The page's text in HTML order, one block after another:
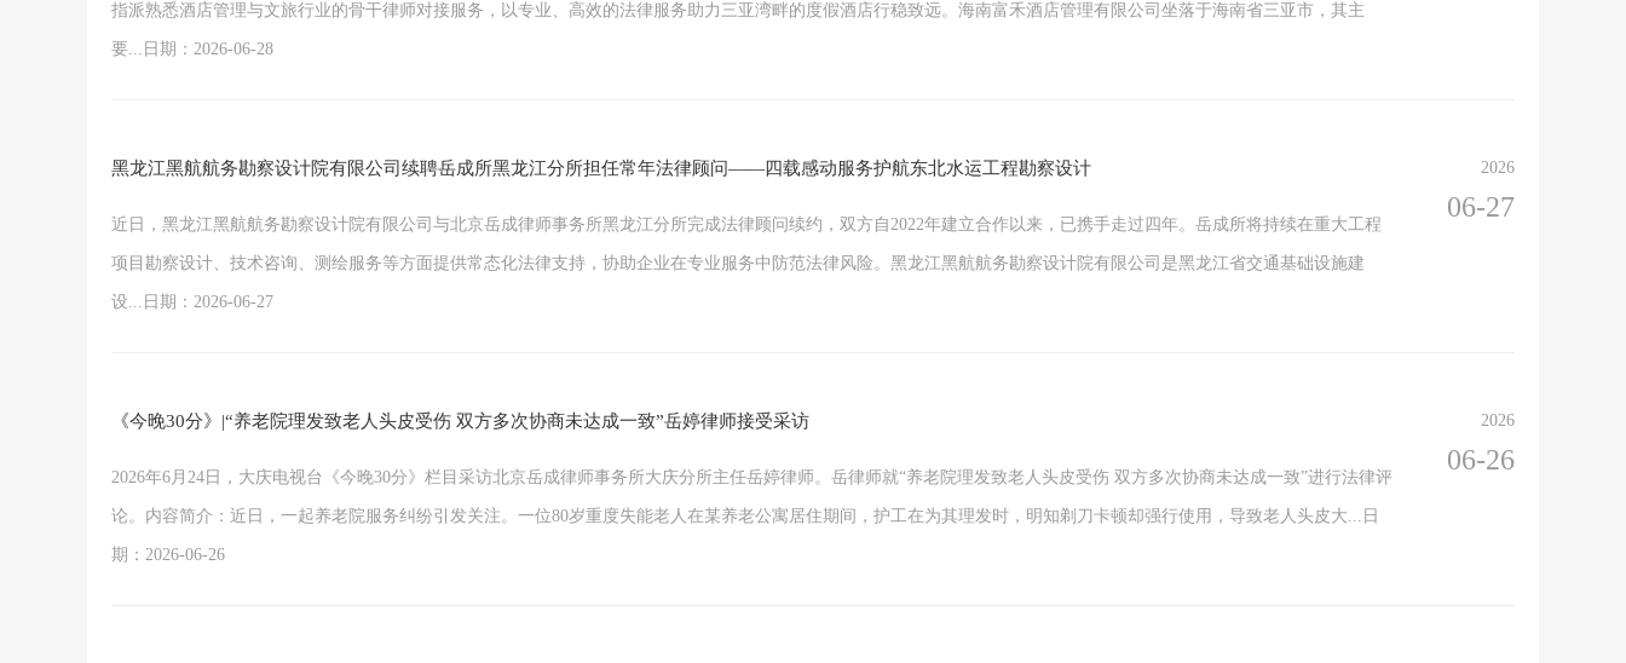
指派熟悉酒店管理与文旅行业的骨干律师对接服务，以专业、高效的法律服务助力三亚湾畔的度假酒店行稳致远。海南富禾酒店管理有限公司坐落于海南省三亚市，其主
要...日期：2026-06-28
黑龙江黑航航务勘察设计院有限公司续聘岳成所黑龙江分所担任常年法律顾问——四载感动服务护航东北水运工程勘察设计
近日，黑龙江黑航航务勘察设计院有限公司与北京岳成律师事务所黑龙江分所完成法律顾问续约，双方自2022年建立合作以来，已携手走过四年。岳成所将持续在重大工程
项目勘察设计、技术咨询、测绘服务等方面提供常态化法律支持，协助企业在专业服务中防范法律风险。黑龙江黑航航务勘察设计院有限公司是黑龙江省交通基础设施建
设...日期：2026-06-27
2026
06-27
《今晚30分》|“养老院理发致老人头皮受伤 双方多次协商未达成一致”岳婷律师接受采访
2026年6月24日，大庆电视台《今晚30分》栏目采访北京岳成律师事务所大庆分所主任岳婷律师。岳律师就“养老院理发致老人头皮受伤 双方多次协商未达成一致”进行法律评
论。内容简介：近日，一起养老院服务纠纷引发关注。一位80岁重度失能老人在某养老公寓居住期间，护工在为其理发时，明知剃刀卡顿却强行使用，导致老人头皮大...日
期：2026-06-26
2026
06-26